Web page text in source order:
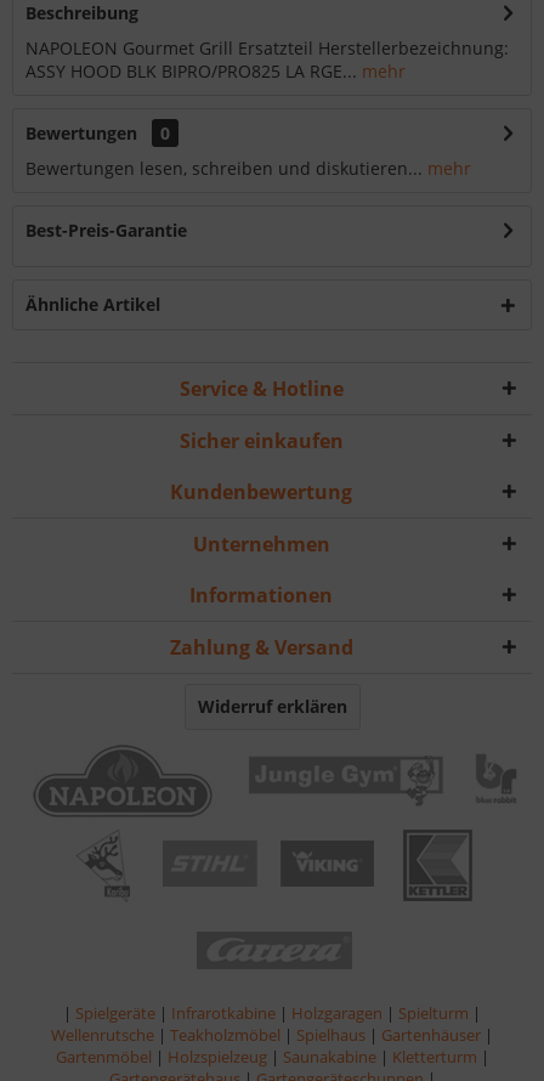
Beschreibung
NAPOLEON Gourmet Grill Ersatzteil Herstellerbezeichnung:
ASSY HOOD BLK BIPRO/PRO825 LA RGE... mehr
Bewertungen
0
Bewertungen lesen, schreiben und diskutieren... mehr
Best-Preis-Garantie
Ähnliche Artikel
Service & Hotline
Sicher einkaufen
Kundenbewertung
Unternehmen
Informationen
Zahlung & Versand
Widerruf erklären
| Spielgeräte | Infrarotkabine | Holzgaragen | Spielturm |
Wellenrutsche | Teakholzmöbel | Spielhaus | Gartenhäuser |
Gartenmöbel | Holzspielzeug | Saunakabine | Kletterturm |